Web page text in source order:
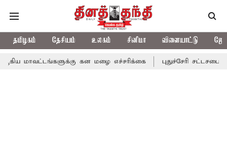
தமிழகம் தேசியம் உலகம் சினிமா விளையாட்டு
கன மழை எச்சரிக்கை புதுச்சேரி சட்டசபையில் வரும்